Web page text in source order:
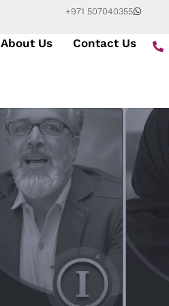
+971 507040355
About Us Contact Us